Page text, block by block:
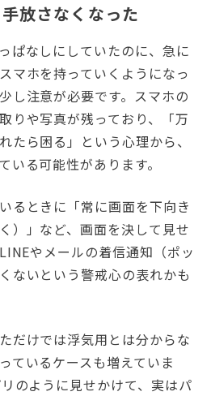
手放さなくなった
ぱなしにしていたのに、急に
マホを持っていくようになっ
注意が必要です。スマホの
りや写真が残っており、「万
たら困る」という心理から、
いる可能性があります。
るときに「常に画面を下向き
）」など、画面を決して見せ
やメールの着信通知（ポッ
ないという警戒心の表れかも
だけでは浮気用とは分からな
ているケースも増えていま
のように見せかけて、実はパ